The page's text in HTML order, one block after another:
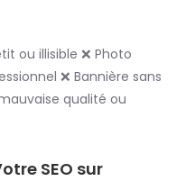
ou illisible ❌ Photo
❌ Bannière sans
qualité ou
SEO sur